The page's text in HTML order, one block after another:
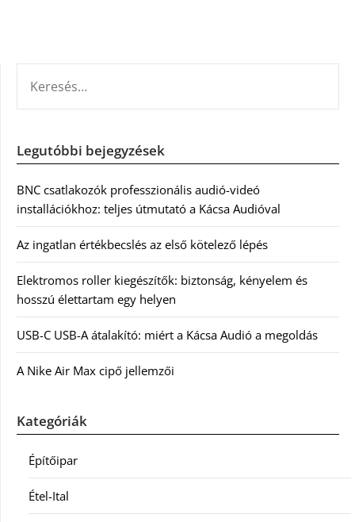
Legutóbbi bejegyzések
BNC csatlakozók professzionális audió-videó
installációkhoz: teljes útmutató a Kácsa Audióval
Az ingatlan értékbecslés az első kötelező lépés
Elektromos roller kiegészítők: biztonság, kényelem és
hosszú élettartam egy helyen
USB-C USB-A átalakító: miért a Kácsa Audió a megoldás
A Nike Air Max cipő jellemzői
Kategóriák
Építőipar
Étel-Ital